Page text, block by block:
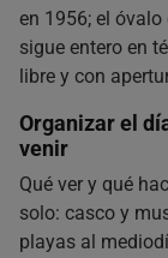
en 1956; el
sigue entero en
libre y con
Organizar el
venir
Qué ver y qué
solo: casco y
playas al